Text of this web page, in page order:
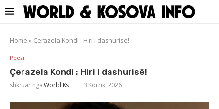
Home » Çerazela Kondi : Hiri i dashurisë!
Poezi
Çerazela Kondi : Hiri i dashurisë!
shkruar nga World Ks 3 Korrik, 2026